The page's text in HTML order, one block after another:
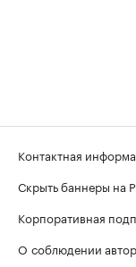
Контактная
Скрыть баннеры на
Корпоративная
О соблюдении